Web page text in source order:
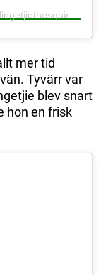
mer tid
Tyvärr var
blev snart
hon en frisk